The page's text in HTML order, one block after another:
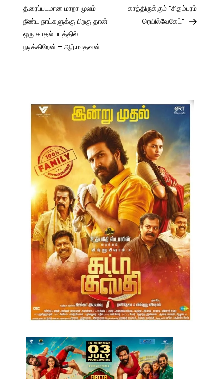
navigation
திரைப்படமான மாறா மூலம்
நீண்ட நாட்களுக்கு பிறகு தான்
ஒரு காதல் படத்தில்
நடிக்கிறேன் – ஆர்.மாதவன்
காத்திருக்கும் “சிதம்பரம்
ரெயில்வேகேட்”